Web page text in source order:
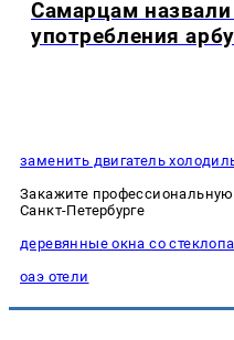
Самарцам
употребления
заменить двигатель
Закажите
Санкт-Петербурге
деревянные окна со
оаэ отели